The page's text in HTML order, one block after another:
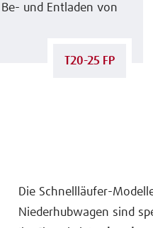
und Entladen von
T20-25 FP
Die Schnellläufer-
Niederhubwagen sind